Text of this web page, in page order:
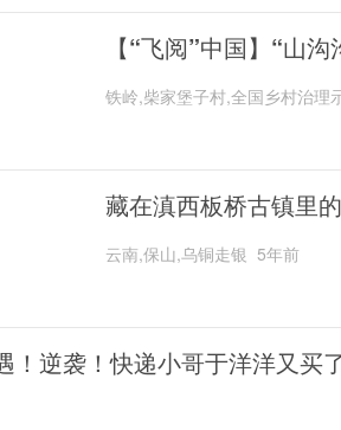
【“飞阅”中国】“山
铁岭,柴家堡子村,全国乡村治理
藏在滇西板桥古镇里
云南,保山,乌铜走银 5年前
！逆袭！快递小哥于洋洋又买